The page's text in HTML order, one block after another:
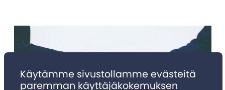
Käytämme sivustollamme evästeitä
paremman käyttäjäkokemuksen